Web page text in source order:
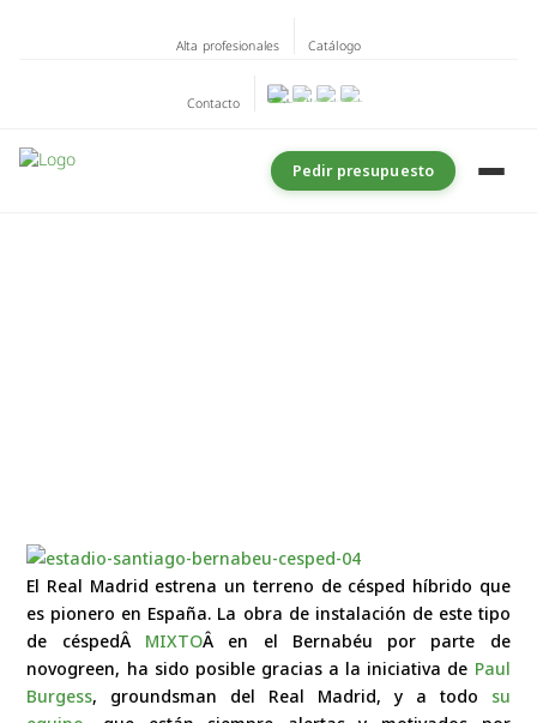
Alta profesionales Catálogo
Contacto
Pedir presupuesto
El Real Madrid estrena un terreno de césped híbrido que
es pionero en España. La obra de instalación de este tipo
de céspedÂ MIXTOÂ en el Bernabéu por parte de
novogreen, ha sido posible gracias a la iniciativa de Paul
Burgess, groundsman del Real Madrid, y a todo su